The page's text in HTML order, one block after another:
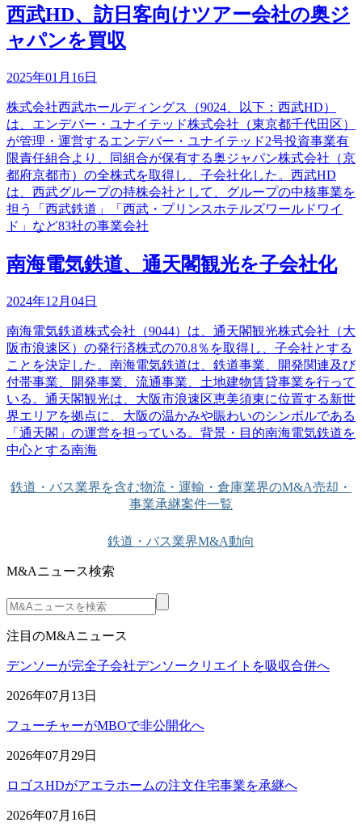
西武HD、訪日客向けツアー会社の奥ジ
ャパンを買収
2025年01月16日
株式会社西武ホールディングス（9024、以下：西武HD）
は、エンデバー・ユナイテッド株式会社（東京都千代田区）
が管理・運営するエンデバー・ユナイテッド2号投資事業有
限責任組合より、同組合が保有する奥ジャパン株式会社（京
都府京都市）の全株式を取得し、子会社化した。西武HD
は、西武グループの持株会社として、グループの中核事業を
担う「西武鉄道」「西武・プリンスホテルズワールドワイ
ド」など83社の事業会社
南海電気鉄道、通天閣観光を子会社化
2024年12月04日
南海電気鉄道株式会社（9044）は、通天閣観光株式会社（大
阪市浪速区）の発行済株式の70.8％を取得し、子会社とする
ことを決定した。南海電気鉄道は、鉄道事業、開発関連及び
付帯事業、開発事業、流通事業、土地建物賃貸事業を行って
いる。通天閣観光は、大阪市浪速区恵美須東に位置する新世
界エリアを拠点に、大阪の温かみや賑わいのシンボルである
「通天閣」の運営を担っている。背景・目的南海電気鉄道を
中心とする南海
鉄道・バス業界を含む物流・運輸・倉庫業界のM&A売却・
事業承継案件一覧
鉄道・バス業界M&A動向
M&Aニュース検索
注目のM&Aニュース
デンソーが完全子会社デンソークリエイトを吸収合併へ
2026年07月13日
フューチャーがMBOで非公開化へ
2026年07月29日
ロゴスHDがアエラホームの注文住宅事業を承継へ
2026年07月16日